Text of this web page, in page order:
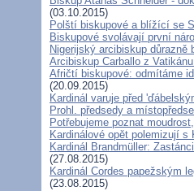
(03.10.2015)
Polští biskupové a blížící se
Biskupové svolávají první
Nigerijský arcibiskup důrazně
Arcibiskup Carballo z
Afričtí biskupové: odmítáme
(20.09.2015)
Kardinál varuje před
Prohl. předsedy a
Potřebujeme poznat
Kardinálové opět polemizují
Kardinál Brandmüller:
(27.08.2015)
Kardinál Cordes papežským
(23.08.2015)